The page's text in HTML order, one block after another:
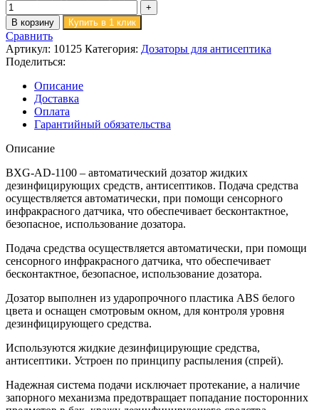
В корзину Купить в 1 клик
Сравнить
Артикул: 10125 Категория: Дозаторы для антисептика
Поделиться:
Описание
Доставка
Оплата
Гарантийный обязательства
Описание
BXG-AD-1100 – автоматический дозатор жидких
дезинфицирующих средств, антисептиков. Подача средства
осуществляется автоматически, при помощи сенсорного
инфракрасного датчика, что обеспечивает бесконтактное,
безопасное, использование дозатора.
Подача средства осуществляется автоматически, при помощи
сенсорного инфракрасного датчика, что обеспечивает
бесконтактное, безопасное, использование дозатора.
Дозатор выполнен из ударопрочного пластика ABS белого
цвета и оснащен смотровым окном, для контроля уровня
дезинфицирующего средства.
Используются жидкие дезинфицирующие средства,
антисептики. Устроен по принципу распыления (спрей).
Надежная система подачи исключает протекание, а наличие
запорного механизма предотвращает попадание посторонних